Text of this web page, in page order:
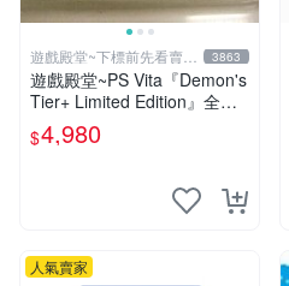
遊戲殿堂~下標前先看賣場
關於我
3863
遊戲殿堂~PS Vita『Demon's
Tier+ Limited Edition』全新
稀有實體片-全球限量1500片
$4,980
人氣賣家